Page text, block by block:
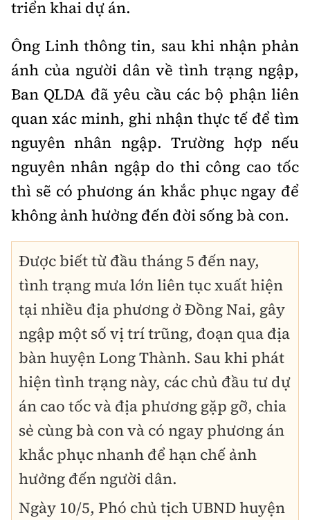
triển khai dự án.
Ông Linh thông tin, sau khi nhận phản
ánh của người dân về tình trạng ngập,
Ban QLDA đã yêu cầu các bộ phận liên
quan xác minh, ghi nhận thực tế để tìm
nguyên nhân ngập. Trường hợp nếu
nguyên nhân ngập do thi công cao tốc
thì sẽ có phương án khắc phục ngay để
không ảnh hưởng đến đời sống bà con.
Được biết từ đầu tháng 5 đến nay,
tình trạng mưa lớn liên tục xuất hiện
tại nhiều địa phương ở Đồng Nai, gây
ngập một số vị trí trũng, đoạn qua địa
bàn huyện Long Thành. Sau khi phát
hiện tình trạng này, các chủ đầu tư dự
án cao tốc và địa phương gặp gỡ, chia
sẻ cùng bà con và có ngay phương án
khắc phục nhanh để hạn chế ảnh
hưởng đến người dân.
Ngày 10/5, Phó chủ tịch UBND huyện